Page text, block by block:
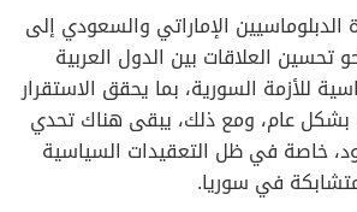
الإماراتي والسعودي إلى
تحسين العلاقات بين الدول العربية
للأزمة السورية، بما يحقق الاستقرار
بشكل عام، ومع ذلك، يبقى هناك تحدي
خاصة في ظل التعقيدات السياسية
في سوريا.